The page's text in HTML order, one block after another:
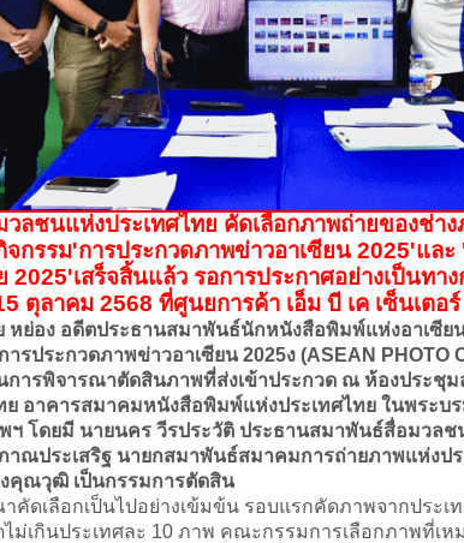
ลชนแห่งประเทศไทย คัดเลือกภาพถ่ายของช่าง
จกรรม'การประกวดภาพข่าวอาเซียน 2025'และ
2025'เสร็จสิ้นแล้ว รอการประกาศอย่างเป็นทา
ตุลาคม 2568 ที่ศูนยการค้า เอ็ม บี เค เซ็นเตอร์
ย่อง อดีตประธานสมาพันธ์นักหนังสือพิมพ์แห่งอาเซีย
ารประกวดภาพข่าวอาเซียน 2025ง (ASEAN PHOTO
การพิจารณาตัดสินภาพที่ส่งเข้าประกวด ณ ห้องประชุ
ย อาคารสมาคมหนังสือพิมพ์แห่งประเทศไทย ในพระ
พฯ โดยมี นายนคร วีรประวัติ ประธานสมาพันธ์สื่อมวลช
าณประเสริฐ นายกสมาพันธ์สมาคมการถ่ายภาพแห่งปร
คุณวุฒิ เป็นกรรมการตัดสิน
ดเลือกเป็นไปอย่างเข้มข้น รอบแรกคัดภาพจากประเ
ไม่เกินประเทศละ 10 ภาพ คณะกรรมการเลือกภาพที่เห